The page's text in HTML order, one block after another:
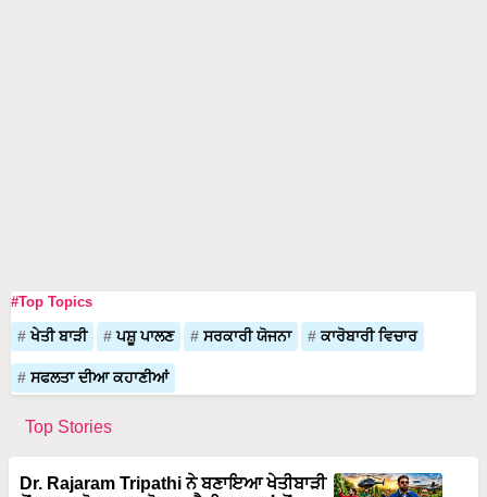
#Top Topics
ਖੇਤੀ ਬਾੜੀ ਪਸ਼ੂ ਪਾਲਣ ਸਰਕਾਰੀ ਯੋਜਨਾ ਕਾਰੋਬਾਰੀ ਵਿਚਾਰ
ਸਫਲਤਾ ਦੀਆ ਕਹਾਣੀਆਂ
Top Stories
Dr. Rajaram Tripathi ਨੇ ਬਣਾਇਆ ਖੇਤੀਬਾੜੀ